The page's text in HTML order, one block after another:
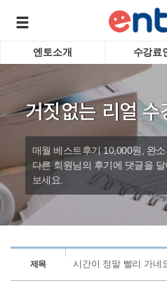
학습도우미 G1
바로가기
엔토소개 수강료
거짓없는 리얼 수
매월 베스트후기 10,000원, 완
다른 회원님의 후기에 댓글을
보세요.
제목 시간이 정말 빨리 가네